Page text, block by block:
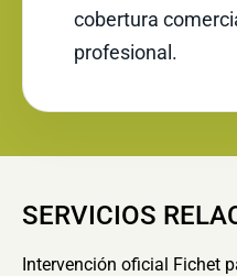
cobertura
profesional.
SERVICIOS
Intervención oficial Fichet